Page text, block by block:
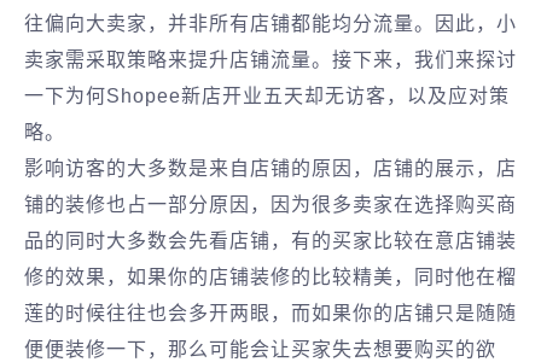
往偏向大卖家，并非所有店铺都能均分流量。因此，小
卖家需采取策略来提升店铺流量。接下来，我们来探讨
一下为何Shopee新店开业五天却无访客，以及应对策
略。
影响访客的大多数是来自店铺的原因，店铺的展示，店
铺的装修也占一部分原因，因为很多卖家在选择购买商
品的同时大多数会先看店铺，有的买家比较在意店铺装
修的效果，如果你的店铺装修的比较精美，同时他在榴
莲的时候往往也会多开两眼，而如果你的店铺只是随随
便便装修一下，那么可能会让买家失去想要购买的欲